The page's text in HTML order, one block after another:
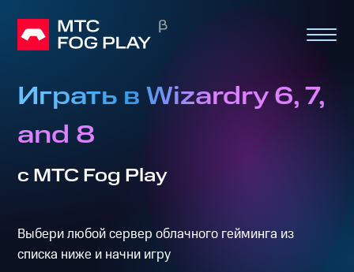
Играть в Wizardry 6, 7,
and 8
с МТС Fog Play
Выбери любой сервер облачного гейминга из
списка ниже и начни игру